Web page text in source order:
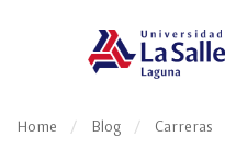
Home Blog Carreras